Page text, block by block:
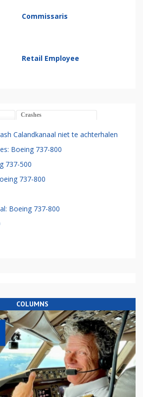
Commissaris
Retail Employee
Crashes
Calandkanaal niet te achterhalen
Boeing 737-800
737-500
737-800
Boeing 737-800
COLUMNS